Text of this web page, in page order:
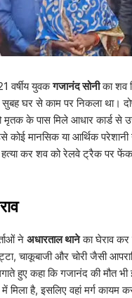
वर्षीय युवकगजानंद सोनीका शव
सुबह घर से काम पर निकला था।
मृतक के पास मिले आधार कार्ड से
कोई मानसिक या आर्थिक
कर शव को रेलवे ट्रैक पर फेंक
ने अधारताल थानेका घेराव कर
चाकूबाजी और चोरी जैसी
हुए कहा कि गजानंद की मौत
मिला है, इसलिए वहां मर्ग